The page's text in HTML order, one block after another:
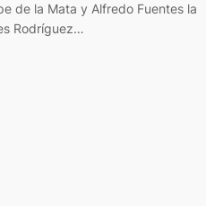
de la Mata y Alfredo Fuentes la
Rodríguez…